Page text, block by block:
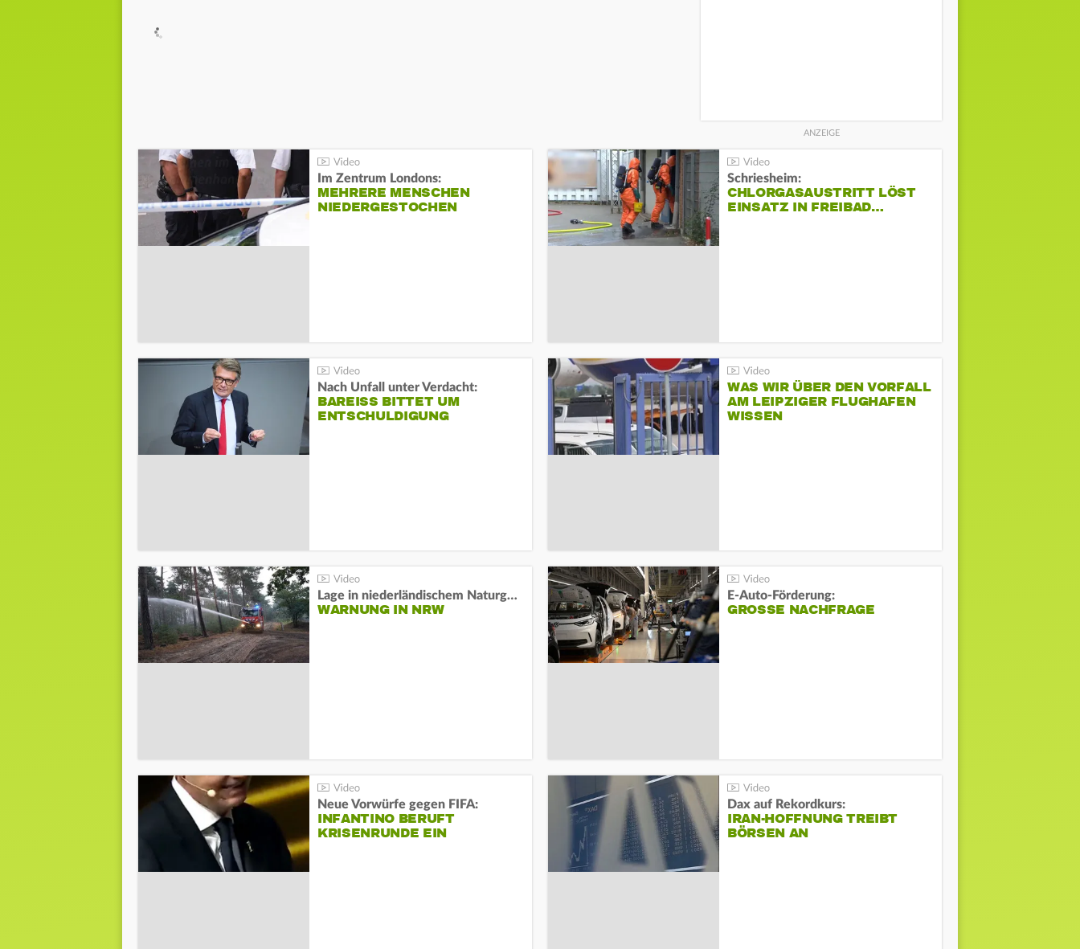
Im Zentrum Londons:
MEHRERE MENSCHEN
NIEDERGESTOCHEN
Schriesheim:
CHLORGASAUSTRITT LÖST
EINSATZ IN FREIBAD…
Nach Unfall unter Verdacht:
BAREISS BITTET UM E
NTSCHULDIGUNG
WAS WIR ÜBER DEN VORFALL
AM LEIPZIGER FLUGHAFEN
WISSEN
Lage in niederländischem Naturgebiet stabil
WARNUNG IN NRW
E-Auto-Förderung:
GROSSE NACHFRAGE
Neue Vorwürfe gegen FIFA:
INFANTINO BERUFT
KRISENRUNDE EIN
Dax auf Rekordkurs:
IRAN-HOFFNUNG TREIBT
BÖRSEN AN